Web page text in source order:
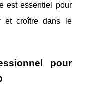
est essentiel pour
et croître dans le
pour